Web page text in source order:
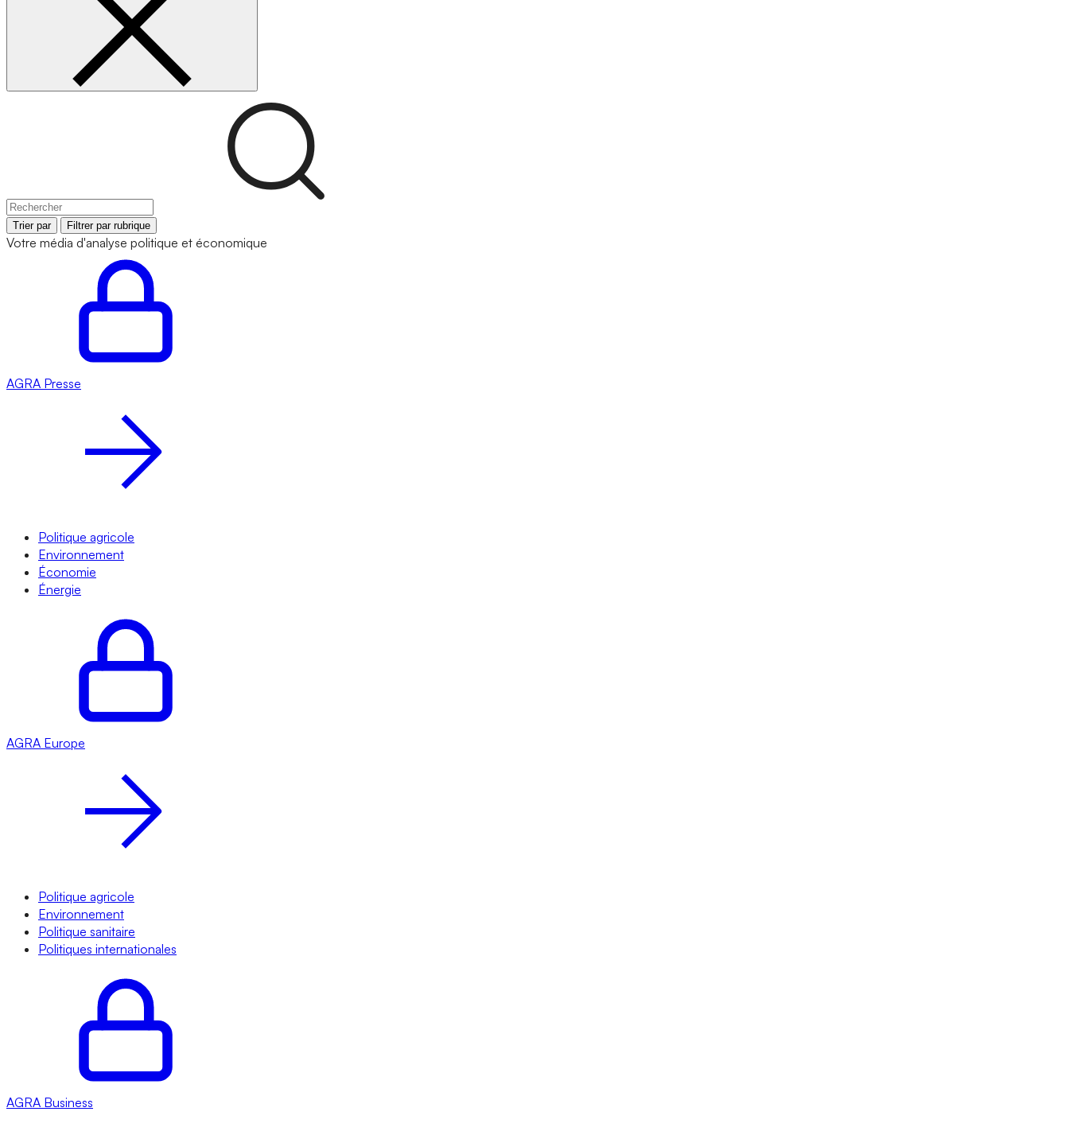
Trier par Filtrer par rubrique
Votre média d'analyse politique et économique
AGRA Presse
Politique agricole
Environnement
Économie
Énergie
AGRA Europe
Politique agricole
Environnement
Politique sanitaire
Politiques internationales
AGRA Business